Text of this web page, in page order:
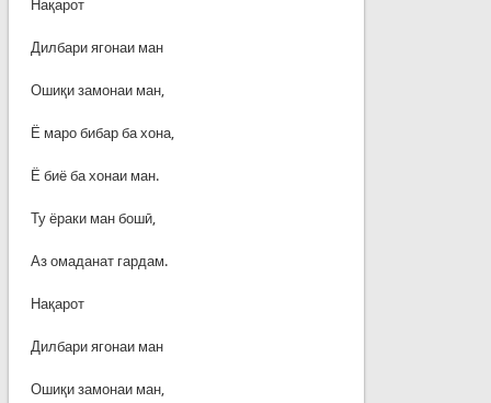
Нақарот
Дилбари ягонаи ман
Ошиқи замонаи ман,
Ё маро бибар ба хона,
Ё биё ба хонаи ман.
Ту ёраки ман бошӣ,
Аз омаданат гардам.
Нақарот
Дилбари ягонаи ман
Ошиқи замонаи ман,